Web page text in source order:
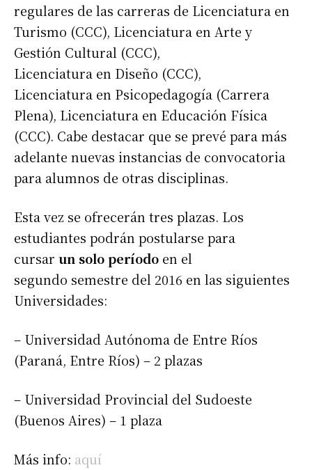
regulares de las carreras de Licenciatura en
Turismo (CCC), Licenciatura en Arte y
Gestión Cultural (CCC),
Licenciatura en Diseño (CCC),
Licenciatura en Psicopedagogía (Carrera
Plena), Licenciatura en Educación Física
(CCC). Cabe destacar que se prevé para más
adelante nuevas instancias de convocatoria
para alumnos de otras disciplinas.
Esta vez se ofrecerán tres plazas. Los
estudiantes podrán postularse para
cursar un solo período en el
segundo semestre del 2016 en las siguientes
Universidades:
– Universidad Autónoma de Entre Ríos
(Paraná, Entre Ríos) – 2 plazas
– Universidad Provincial del Sudoeste
(Buenos Aires) – 1 plaza
Más info: aquí